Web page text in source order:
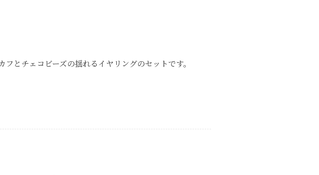
とチェコビーズの揺れるイヤリングのセットです。